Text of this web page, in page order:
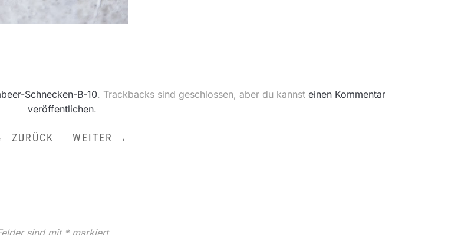
Schnecken-B-10. Trackbacks sind geschlossen, aber du kannst einen Kommentar
veröffentlichen.
ZURÜCK WEITER →
sind mit *markiert